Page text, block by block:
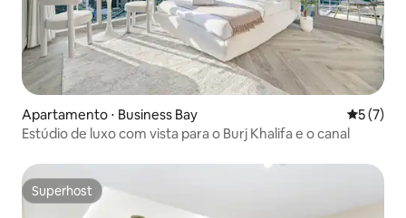
Apartamento ⋅ Business Bay 5 de
5 (7)
Estúdio de luxo com vista para o Burj Khalifa e o canal
Superhost
Superhost